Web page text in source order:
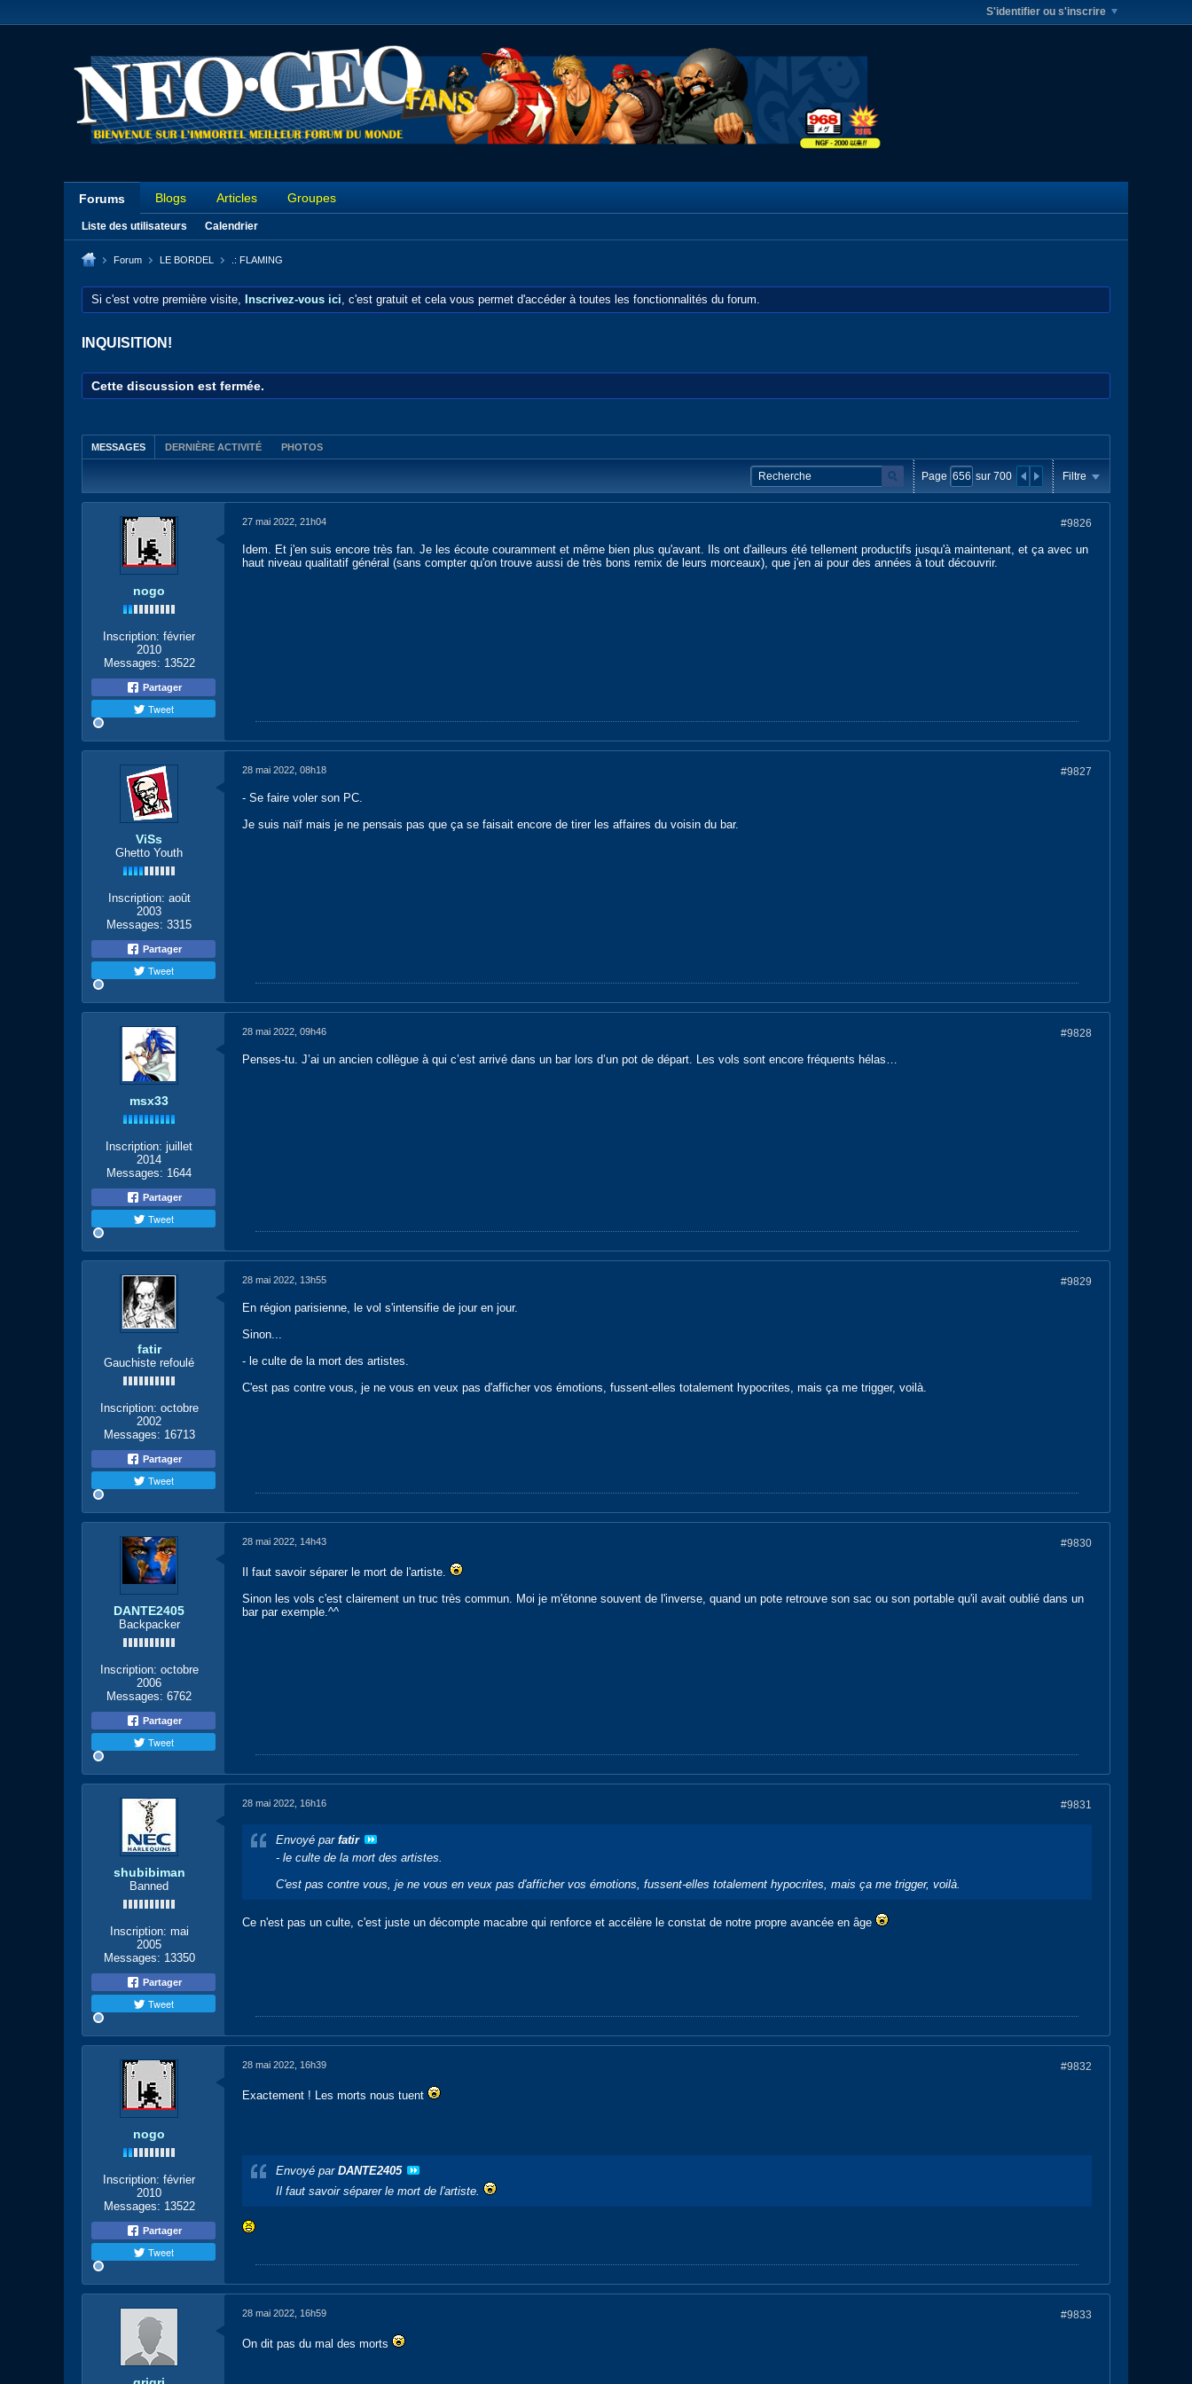
S'identifier ou s'inscrire
Forums Blogs Articles Groupes
Liste des utilisateurs Calendrier
Forum LE BORDEL .: FLAMING
Si c'est votre première visite, Inscrivez-vous ici, c'est gratuit et cela vous permet d'accéder à toutes les fonctionnalités du forum.
INQUISITION!
Cette discussion est fermée.
MESSAGES DERNIÈRE ACTIVITÉ PHOTOS
Page sur 700 Filtre
nogo
Inscription: février
2010
Messages: 13522
Partager
Tweet
#9826
27 mai 2022, 21h04
Idem. Et j'en suis encore très fan. Je les écoute couramment et même bien plus qu'avant. Ils ont d'ailleurs été tellement productifs jusqu'à maintenant, et ça avec un
haut niveau qualitatif général (sans compter qu'on trouve aussi de très bons remix de leurs morceaux), que j'en ai pour des années à tout découvrir.
ViSs
Ghetto Youth
Inscription: août
2003
Messages: 3315
Partager
Tweet
#9827
28 mai 2022, 08h18
- Se faire voler son PC.
Je suis naïf mais je ne pensais pas que ça se faisait encore de tirer les affaires du voisin du bar.
msx33
Inscription: juillet
2014
Messages: 1644
Partager
Tweet
#9828
28 mai 2022, 09h46
Penses-tu. J’ai un ancien collègue à qui c’est arrivé dans un bar lors d’un pot de départ. Les vols sont encore fréquents hélas…
fatir
Gauchiste refoulé
Inscription: octobre
2002
Messages: 16713
Partager
Tweet
#9829
28 mai 2022, 13h55
En région parisienne, le vol s'intensifie de jour en jour.
Sinon...
- le culte de la mort des artistes.
C'est pas contre vous, je ne vous en veux pas d'afficher vos émotions, fussent-elles totalement hypocrites, mais ça me trigger, voilà.
DANTE2405
Backpacker
Inscription: octobre
2006
Messages: 6762
Partager
Tweet
#9830
28 mai 2022, 14h43
Il faut savoir séparer le mort de l'artiste.
Sinon les vols c'est clairement un truc très commun. Moi je m'étonne souvent de l'inverse, quand un pote retrouve son sac ou son portable qu'il avait oublié dans un
bar par exemple.^^
shubibiman
Banned
Inscription: mai
2005
Messages: 13350
Partager
Tweet
#9831
28 mai 2022, 16h16
Envoyé par fatir
- le culte de la mort des artistes.
C'est pas contre vous, je ne vous en veux pas d'afficher vos émotions, fussent-elles totalement hypocrites, mais ça me trigger, voilà.
Ce n'est pas un culte, c'est juste un décompte macabre qui renforce et accélère le constat de notre propre avancée en âge
nogo
Inscription: février
2010
Messages: 13522
Partager
Tweet
#9832
28 mai 2022, 16h39
Exactement ! Les morts nous tuent
Envoyé par DANTE2405
Il faut savoir séparer le mort de l'artiste.
#9833
28 mai 2022, 16h59
On dit pas du mal des morts